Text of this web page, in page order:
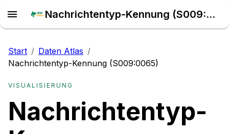
Nachrichtentyp-Kennung (S009:0065) – Daten Atlas
Start / Daten Atlas /
Nachrichtentyp-Kennung (S009:0065)
VISUALISIERUNG
Nachrichtentyp-